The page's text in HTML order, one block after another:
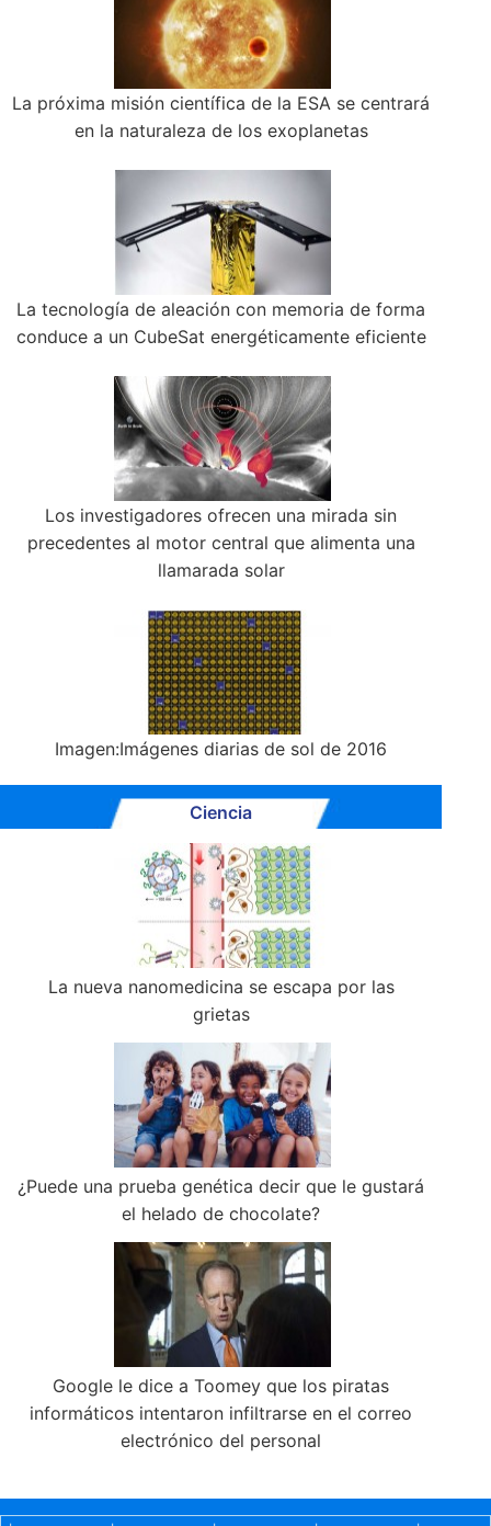
La próxima misión científica de la ESA se centrará
en la naturaleza de los exoplanetas
La tecnología de aleación con memoria de forma
conduce a un CubeSat energéticamente eficiente
Los investigadores ofrecen una mirada sin
precedentes al motor central que alimenta una
llamarada solar
Imagen:Imágenes diarias de sol de 2016
Ciencia
La nueva nanomedicina se escapa por las
grietas
¿Puede una prueba genética decir que le gustará
el helado de chocolate?
Google le dice a Toomey que los piratas
informáticos intentaron infiltrarse en el correo
electrónico del personal